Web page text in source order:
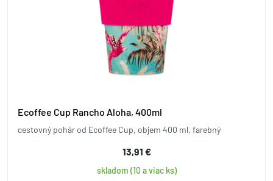
Ecoffee Cup Rancho Aloha, 400ml
cestovný pohár od Ecoffee Cup, objem 400 ml, farebný
13,91 €
skladom (10 a viac ks)